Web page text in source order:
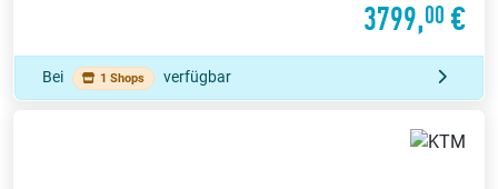
3799,00 €
Bei 1 Shops verfügbar